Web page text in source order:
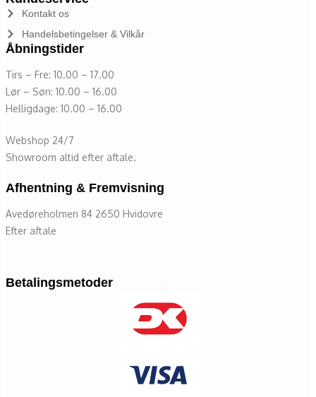
Kontakt os
Handelsbetingelser & Vilkår
Åbningstider
Tirs – Fre: 10.00 – 17.00
Lør – Søn: 10.00 – 16.00
Helligdage: 10.00 – 16.00
Webshop 24/7
Showroom altid efter aftale.
Afhentning & Fremvisning
Avedøreholmen 84 2650 Hvidovre
Efter aftale
Betalingsmetoder